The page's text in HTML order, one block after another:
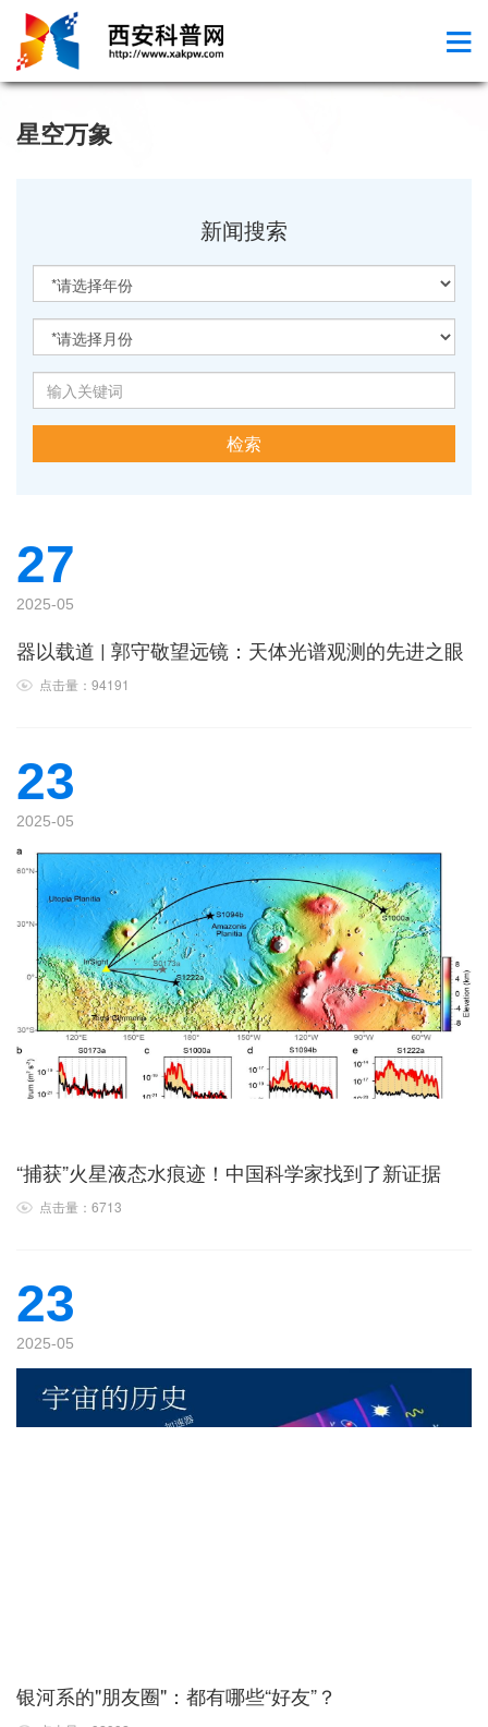
星空万象
新闻搜索
27
2025-05
器以载道 | 郭守敬望远镜：天体光谱观测的先进之眼
点击量：94191
23
2025-05
“捕获”火星液态水痕迹！中国科学家找到了新证据
点击量：6713
23
2025-05
银河系的"朋友圈"：都有哪些“好友”？